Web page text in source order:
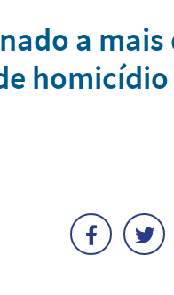
a mais
Facebook